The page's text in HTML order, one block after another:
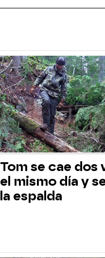
Tom se cae dos
el mismo día y
la espalda